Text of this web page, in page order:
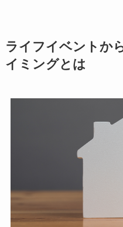
ライフイベントか
イミングとは